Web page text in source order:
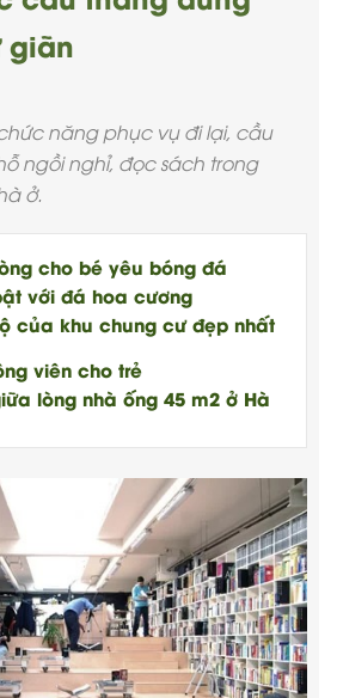
giãn
năng phục vụ đi lại, cầu
ngồi nghỉ, đọc sách trong
ở.
cho bé yêu bóng đá
với đá hoa cương
của khu chung cư đẹp nhất
viên cho trẻ
lòng nhà ống 45 m2 ở Hà